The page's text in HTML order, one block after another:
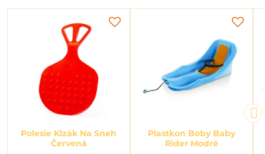
Polesie Klzák Na Sneh
Červená
Plastkon Boby Baby
Rider Modré